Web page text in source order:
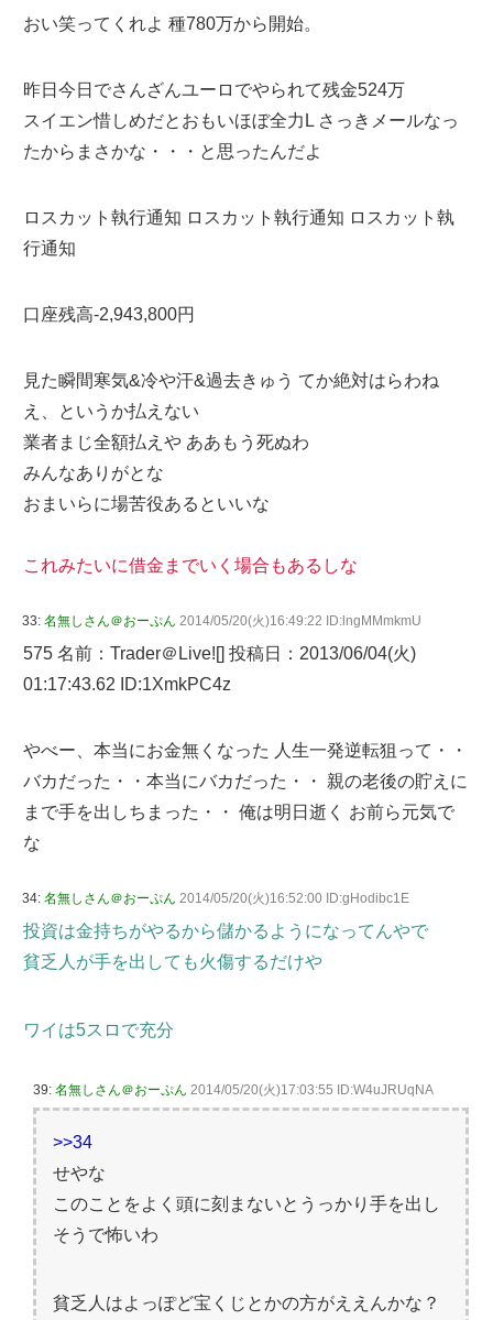
おい笑ってくれよ 種780万から開始。
昨日今日でさんざんユーロでやられて残金524万
スイエン惜しめだとおもいほぼ全力L さっきメールなっ
たからまさかな・・・と思ったんだよ
ロスカット執行通知 ロスカット執行通知 ロスカット執
行通知
口座残高-2,943,800円
見た瞬間寒気&冷や汗&過去きゅう てか絶対はらわね
え、というか払えない
業者まじ全額払えや ああもう死ぬわ
みんなありがとな
おまいらに場苦役あるといいな
これみたいに借金までいく場合もあるしな
33: 名無しさん＠おーぷん 2014/05/20(火)16:49:22 ID:lngMMmkmU
575 名前：Trader＠Live![] 投稿日：2013/06/04(火)
01:17:43.62 ID:1XmkPC4z
やべー、本当にお金無くなった 人生一発逆転狙って・・
バカだった・・本当にバカだった・・ 親の老後の貯えに
まで手を出しちまった・・ 俺は明日逝く お前ら元気で
な
34: 名無しさん＠おーぷん 2014/05/20(火)16:52:00 ID:gHodibc1E
投資は金持ちがやるから儲かるようになってんやで
貧乏人が手を出しても火傷するだけや
ワイは5スロで充分
39: 名無しさん＠おーぷん 2014/05/20(火)17:03:55 ID:W4uJRUqNA
>>34
せやな
このことをよく頭に刻まないとうっかり手を出し
そうで怖いわ
貧乏人はよっぽど宝くじとかの方がええんかな？